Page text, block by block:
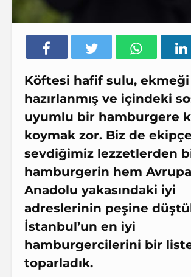
Köftesi hafif sulu,
hazırlanmış ve içindeki
uyumlu bir hamburgere
koymak zor. Biz de
sevdiğimiz lezzetlerden
hamburgerin hem
Anadolu yakasındaki iyi
adreslerinin peşine
İstanbul’un en iyi
hamburgercilerini bir
toparladık.